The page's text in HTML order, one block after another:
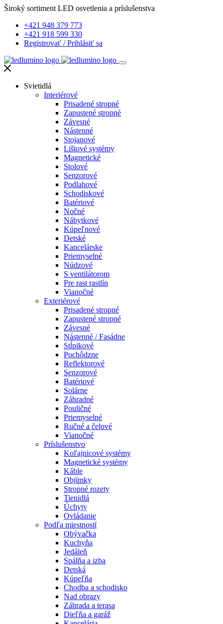
Široký sortiment LED osvetlenia a príslušenstva
+421 948 379 773
+421 918 599 330
Registrovať /Prihlásiť sa
Svietidlá
Interiérové
Prisadené stropné
Zapustené stropné
Závesné
Nástenné
Stojanové
Lištové systémy
Magnetické
Stolové
Senzorové
Podlahové
Schodiskové
Batériové
Nočné
Nábytkové
Kúpeľnové
Detské
Kancelárske
Priemyselné
Núdzové
S ventilátorom
Pre rast rastlín
Vianočné
Exteriérové
Prisadené stropné
Zapustené stropné
Závesné
Nástenné / Fasádne
Stĺpikové
Pochôdzne
Reflektorové
Senzorové
Batériové
Solárne
Záhradné
Pouličné
Priemyselné
Ručné a čelové
Vianočné
Príslušenstvo
Koľajnicové systémy
Magnetické systémy
Káble
Objímky
Stropné rozety
Tienidlá
Úchyty
Ovládanie
Podľa miestností
Obývačka
Kuchyňa
Jedáleň
Spálňa a izba
Detská
Kúpeľňa
Chodba a schodisko
Nad obrazy
Záhrada a terasa
Dieľňa a garáž